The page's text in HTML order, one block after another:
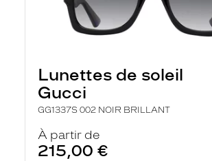
Lunettes de soleil
Gucci
GG1337S 002 NOIR BRILLANT
À partir de
215,00 €